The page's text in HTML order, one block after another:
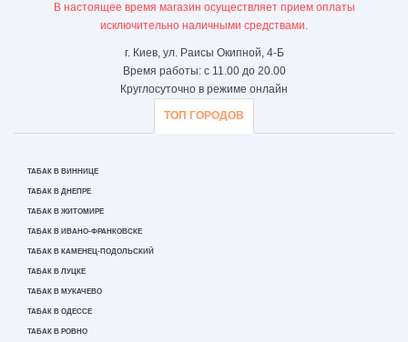
В настоящее время магазин осуществляет прием оплаты
исключительно наличными средствами.
г. Киев, ул. Раисы Окипной, 4-Б
Время работы: с 11.00 до 20.00
Круглосуточно в режиме онлайн
ТОП ГОРОДОВ
ТАБАК В ВИННИЦЕ
ТАБАК В ДНЕПРЕ
ТАБАК В ЖИТОМИРЕ
ТАБАК В ИВАНО-ФРАНКОВСКЕ
ТАБАК В КАМЕНЕЦ-ПОДОЛЬСКИЙ
ТАБАК В ЛУЦКЕ
ТАБАК В МУКАЧЕВО
ТАБАК В ОДЕССЕ
ТАБАК В РОВНО